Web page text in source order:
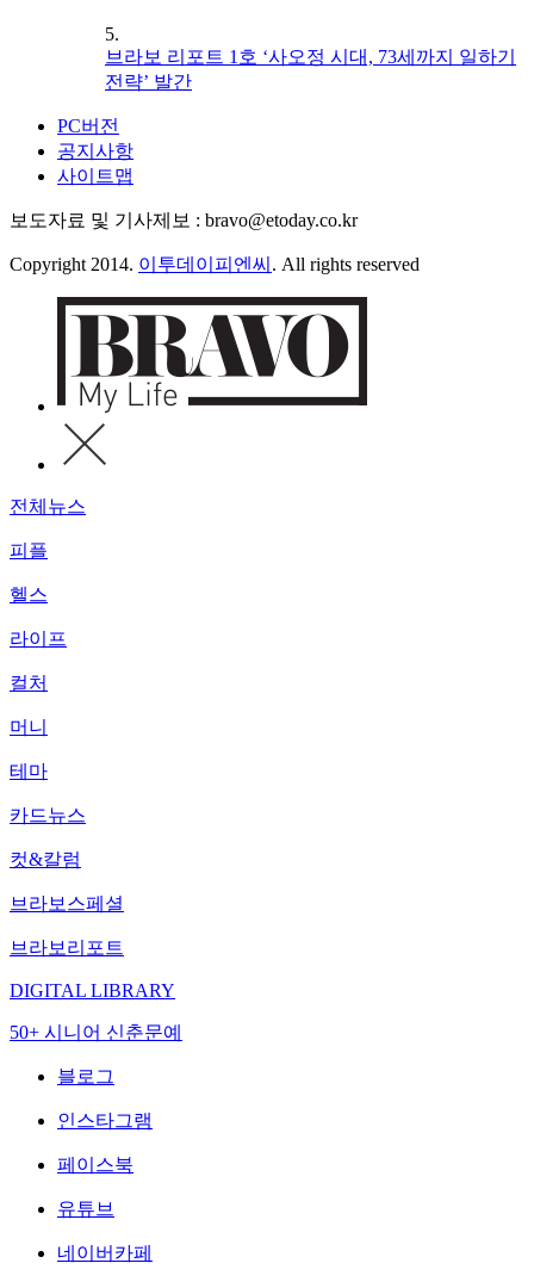
5.
브라보 리포트 1호 ‘사오정 시대, 73세까지 일하기
전략’ 발간
PC버전
공지사항
사이트맵
보도자료 및 기사제보 : bravo@etoday.co.kr
Copyright 2014. 이투데이피엔씨 . All rights reserved
전체뉴스
피플
헬스
라이프
컬처
머니
테마
카드뉴스
컷&칼럼
브라보스페셜
브라보리포트
DIGITAL LIBRARY
50+ 시니어 신춘문예
블로그
인스타그램
페이스북
유튜브
네이버카페